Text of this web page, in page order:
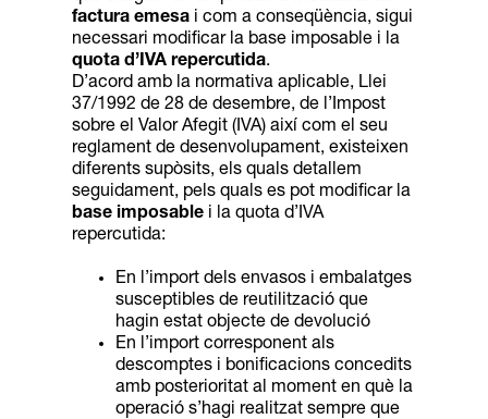
factura emesa i com a conseqüència, sigui
necessari modificar la base imposable i la
quota d’IVA repercutida.
D’acord amb la normativa aplicable, Llei
37/1992 de 28 de desembre, de l’Impost
sobre el Valor Afegit (IVA) així com el seu
reglament de desenvolupament, existeixen
diferents supòsits, els quals detallem
seguidament, pels quals es pot modificar la
base imposable i la quota d’IVA
repercutida:
En l’import dels envasos i embalatges
susceptibles de reutilització que
hagin estat objecte de devolució
En l’import corresponent als
descomptes i bonificacions concedits
amb posterioritat al moment en què la
operació s’hagi realitzat sempre que